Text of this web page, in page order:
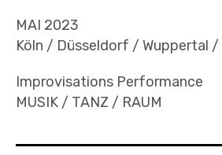
MAI 2023
Köln / Düsseldorf / Wuppertal
Improvisations Performance
MUSIK / TANZ / RAUM